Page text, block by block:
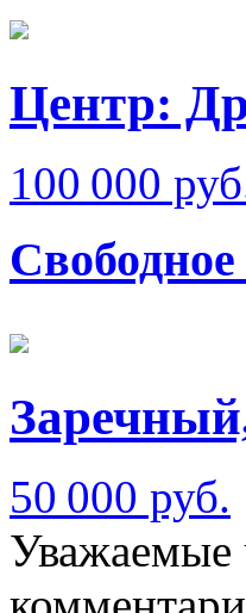
Центр:
100 000
50 000 руб.
Уважаемые